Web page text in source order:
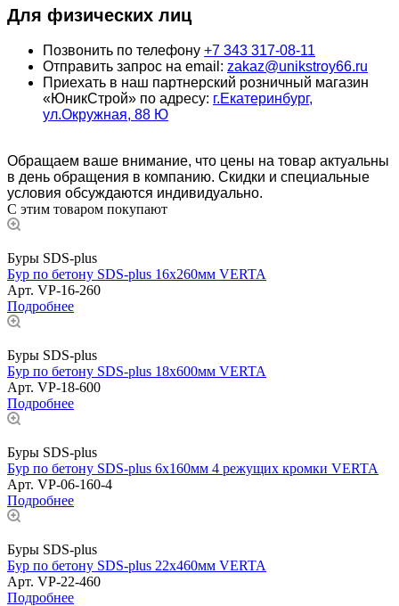
Для физических лиц
Позвонить по телефону +7 343 317-08-11
Отправить запрос на email: zakaz@unikstroy66.ru
Приехать в наш партнерский розничный магазин
«ЮникСтрой» по адресу: г.Екатеринбург,
ул.Окружная, 88 Ю
Обращаем ваше внимание, что цены на товар актуальны
в день обращения в компанию. Скидки и специальные
условия обсуждаются индивидуально.
С этим товаром покупают
Буры SDS-plus
Бур по бетону SDS-plus 16х260мм VERTA
Арт. VP-16-260
Подробнее
Буры SDS-plus
Бур по бетону SDS-plus 18х600мм VERTA
Арт. VP-18-600
Подробнее
Буры SDS-plus
Бур по бетону SDS-plus 6х160мм 4 режущих кромки VERTA
Арт. VP-06-160-4
Подробнее
Буры SDS-plus
Бур по бетону SDS-plus 22х460мм VERTA
Арт. VP-22-460
Подробнее